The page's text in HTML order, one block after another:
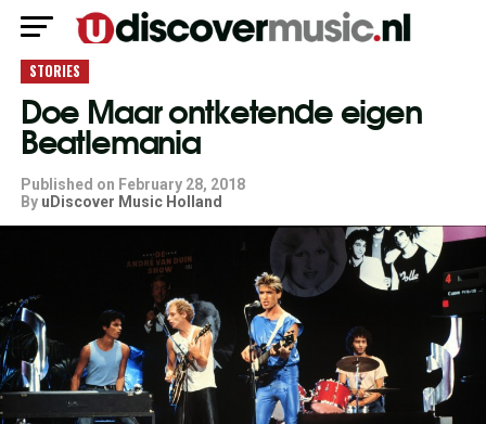
STORIES
Doe Maar ontketende eigen
Beatlemania
Published on February 28, 2018
By uDiscover Music Holland